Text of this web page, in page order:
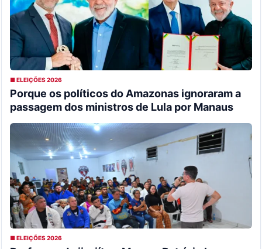
■ ELEIÇÕES 2026
Porque os políticos do Amazonas ignoraram a
passagem dos ministros de Lula por Manaus
■ ELEIÇÕES 2026